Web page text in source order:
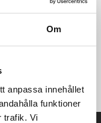
Om
anpassa innehållet
funktioner
trafik. Vi
Recensioner
eller